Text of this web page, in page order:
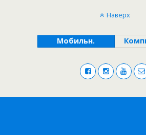
Наверх
Мобильн.